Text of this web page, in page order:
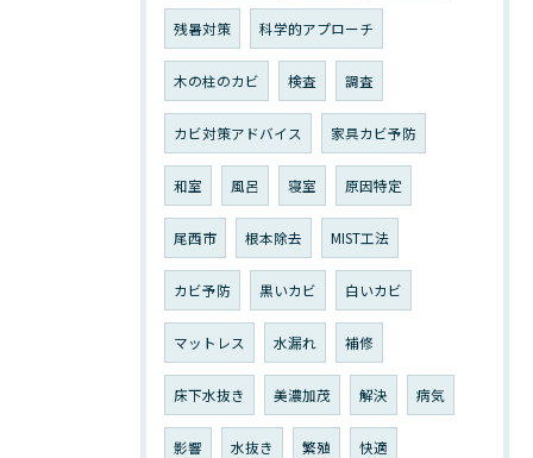
残暑対策 科学的アプローチ
木の柱のカビ 検査 調査
カビ対策アドバイス 家具カビ予防
和室 風呂 寝室 原因特定
尾西市 根本除去 MIST工法
カビ予防 黒いカビ 白いカビ
マットレス 水漏れ 補修
床下水抜き 美濃加茂 解決 病気
影響 水抜き 繁殖 快適